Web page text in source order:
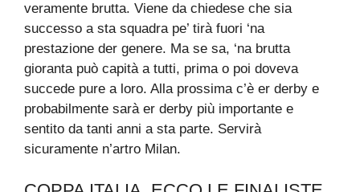
veramente brutta. Viene da chiedese che sia
successo a sta squadra pe’ tirà fuori ‘na
prestazione der genere. Ma se sa, ‘na brutta
gioranta può capità a tutti, prima o poi doveva
succede pure a loro. Alla prossima c’è er derby e
probabilmente sarà er derby più importante e
sentito da tanti anni a sta parte. Servirà
sicuramente n’artro Milan.